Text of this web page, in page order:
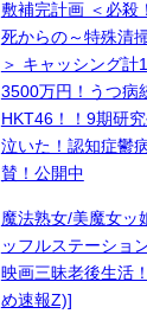
敷補完計画 ＜必殺
死からの～特殊清
＞ キャッシング計
3500万円！うつ病
HKT46！！9期研
泣いた！認知症鬱
賛！公開中
魔法熟女/美魔女ッ
ッフルステーショ
映画三昧老後生活
め速報Z)]